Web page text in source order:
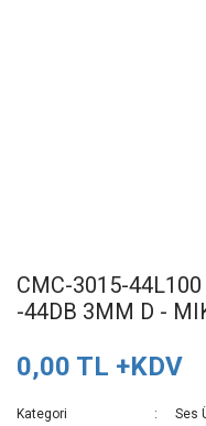
CMC-3015-44L100
-44DB 3MM D -
0,00 TL +KDV
Kategori
Ses